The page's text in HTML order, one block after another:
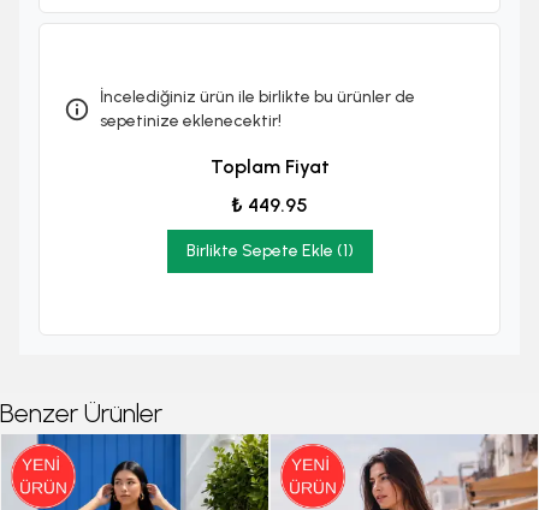
İncelediğiniz ürün ile birlikte bu ürünler de
sepetinize eklenecektir!
Toplam Fiyat
₺ 449.95
Birlikte Sepete Ekle (1)
Benzer Ürünler